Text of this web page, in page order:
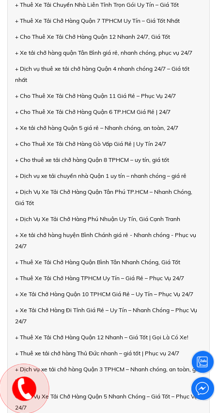
+ Thuê Xe Tải Chuyển Nhà Liên Tỉnh Trọn Gói Uy Tín – Giá Tốt
+ Thuê Xe Tải Chở Hàng Quận 7 TPHCM Uy Tín – Giá Tốt Nhất
+ Cho Thuê Xe Tải Chở Hàng Quận 12 Nhanh 24/7, Giá Tốt
+ Xe tải chở hàng quận Tân Bình giá rẻ, nhanh chóng, phục vụ 24/7
+ Dịch vụ thuê xe tải chở hàng Quận 4 nhanh chóng 24/7 – Giá tốt
nhất
+ Cho Thuê Xe Tải Chở Hàng Quận 11 Giá Rẻ – Phục Vụ 24/7
+ Cho Thuê Xe Tải Chở Hàng Quận 6 TP.HCM Giá Rẻ | 24/7
+ Xe tải chở hàng Quận 5 giá rẻ – Nhanh chóng, an toàn, 24/7
+ Cho Thuê Xe Tải Chở Hàng Gò Vấp Giá Rẻ | Uy Tín 24/7
+ Cho thuê xe tải chở hàng Quận 8 TPHCM – uy tín, giá tốt
+ Dịch vụ xe tải chuyển nhà Quận 1 uy tín – nhanh chóng – giá rẻ
+ Dịch Vụ Xe Tải Chở Hàng Quận Tân Phú TP.HCM – Nhanh Chóng,
Giá Tốt
+ Dịch Vụ Xe Tải Chở Hàng Phú Nhuận Uy Tín, Giá Cạnh Tranh
+ Xe tải chở hàng huyện Bình Chánh giá rẻ - Nhanh chóng - Phục vụ
24/7
+ Thuê Xe Tải Chở Hàng Quận Bình Tân Nhanh Chóng, Giá Tốt
+ Thuê Xe Tải Chở Hàng TPHCM Uy Tín – Giá Rẻ – Phục Vụ 24/7
+ Xe Tải Chở Hàng Quận 10 TPHCM Giá Rẻ – Uy Tín – Phục Vụ 24/7
+ Xe Tải Chở Hàng Đi Tỉnh Giá Rẻ – Uy Tín – Nhanh Chóng – Phục Vụ
24/7
+ Thuê Xe Tải Chở Hàng Quận 12 Nhanh – Giá Tốt | Gọi Là Có Xe!
+ Thuê xe tải chở hàng Thủ Đức nhanh – giá tốt | Phục vụ 24/7
+ Dịch vụ xe tải chở hàng Quận 3 TPHCM – Nhanh chóng, an toàn, giá
rẻ
+ Dịch Vụ Xe Tải Chở Hàng Quận 5 Nhanh Chóng – Giá Tốt – Phục Vụ
24/7